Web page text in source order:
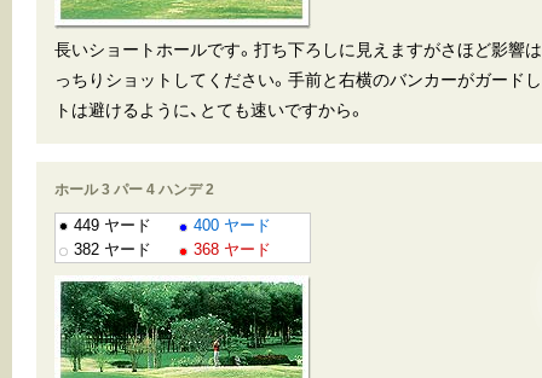
長いショートホールです。打ち下ろしに見えますがさほど影響
っちりショットしてください。手前と右横のバンカーがガード
トは避けるように、とても速いですから。
ホール 3 パー 4 ハンデ 2
449 ヤード
400 ヤード
382 ヤード
368 ヤード